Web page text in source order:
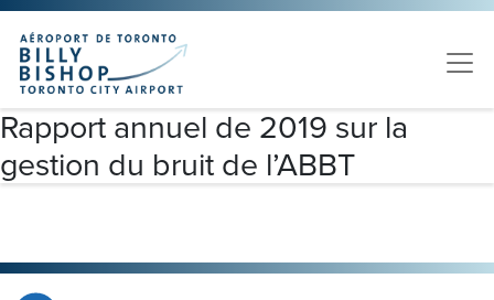
Veuillez
noter
Ce
site
Web
comprend
un
Skip to main content
Rapport annuel de 2019 sur la
gestion du bruit de l’ABBT